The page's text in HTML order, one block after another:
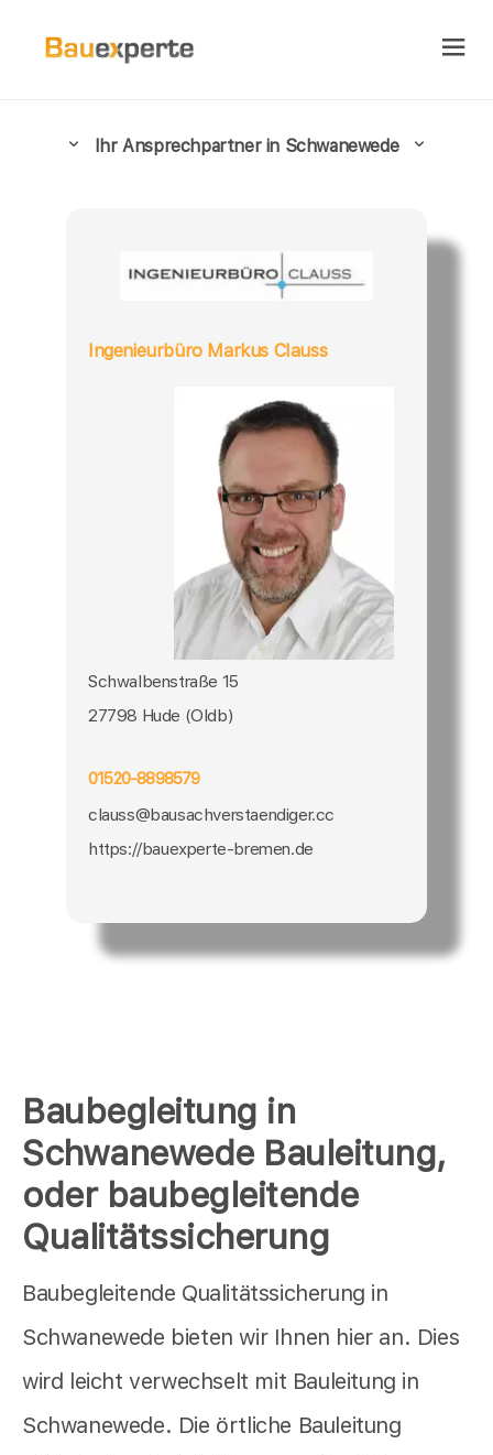
Baubegleitung in
Schwanewede Bauleitung,
oder baubegleitende
Qualitätssicherung
Baubegleitende Qualitätssicherung in
Schwanewede bieten wir Ihnen hier an. Dies
wird leicht verwechselt mit Bauleitung in
Schwanewede. Die örtliche Bauleitung
Ihr Ansprechpartner in Schwanewede
Ingenieurbüro Markus Clauss
Schwalbenstraße 15
27798 Hude (Oldb)
01520-8898579
clauss@bausachverstaendiger.cc
https://bauexperte-bremen.de